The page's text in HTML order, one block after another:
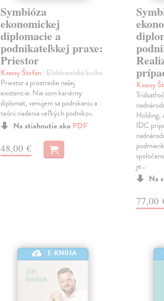
Symbióza
ekonomickej
diplomacie a
podnikateľskej praxe:
Priestor
Kassay Štefan | Elektronická kniha
Priestor a prostredie našej
existencie. Nie som kariérny
diplomat, venujem sa podnikaniu a
teórii riadenia veľkých podnikov.
Na stiahnutie ako PDF
48,00 €
Kassay
Holding,
IDC
je…
Na
77,00
E-KNIHA